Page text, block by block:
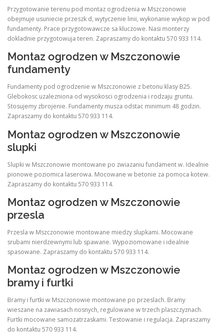
Przygotowanie terenu pod montaz ogrodzenia w Mszczonowie
obejmuje usuniecie przeszk d, wytyczenie linii, wykonanie wykop w pod
fundamenty. Prace przygotowawcze sa kluczowe. Nasi monterzy
dokladnie przygotowuja teren. Zapraszamy do kontaktu 570 933 114.
Montaz ogrodzen w Mszczonowie
fundamenty
Fundamenty pod ogrodzenie w Mszczonowie z betonu klasy B25.
Glebokosc uzalezniona od wysokosci ogrodzenia i rodzaju gruntu.
Stosujemy zbrojenie. Fundamenty musza odstac minimum 48 godzin.
Zapraszamy do kontaktu 570 933 114.
Montaz ogrodzen w Mszczonowie
slupki
Slupki w Mszczonowie montowane po zwiazaniu fundament w. Idealnie
pionowe poziomica laserowa. Mocowane w betonie za pomoca kotew.
Zapraszamy do kontaktu 570 933 114.
Montaz ogrodzen w Mszczonowie
przesla
Przesla w Mszczonowie montowane miedzy slupkami. Mocowane
srubami nierdzewnymi lub spawane. Wypoziomowane i idealnie
spasowane. Zapraszamy do kontaktu 570 933 114.
Montaz ogrodzen w Mszczonowie
bramy i furtki
Bramy i furtki w Mszczonowie montowane po przeslach. Bramy
wieszane na zawiasach nosnych, regulowane w trzech plaszczyznach.
Furtki mocowane samozatrzaskami. Testowanie i regulacja. Zapraszamy
do kontaktu 570 933 114.